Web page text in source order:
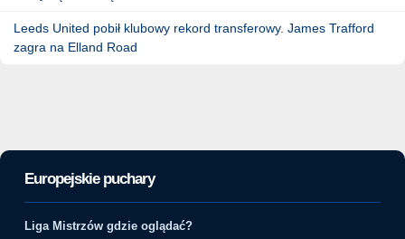
Leeds United pobił klubowy rekord transferowy. James Trafford
zagra na Elland Road
Europejskie puchary
Liga Mistrzów gdzie oglądać?